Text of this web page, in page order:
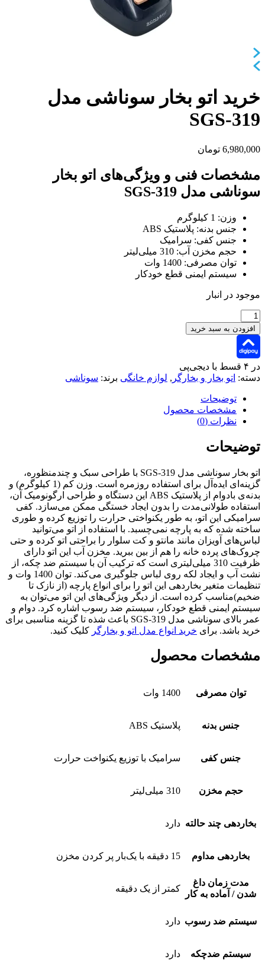
خرید اتو بخار سوناشی مدل
SGS-319
6,980,000 تومان
مشخصات فنی و ویژگی‌های اتو بخار
سوناشی مدل SGS-319
وزن: 1 کیلوگرم
جنس بدنه: پلاستیک ABS
جنس کفی: سرامیک
حجم مخزن آب: 310 میلی‌لیتر
توان مصرفی: 1400 وات
سیستم ایمنی قطع خودکار
موجود در انبار
خرید
اتو
بخار
سوناشی
مدل
SGS-
319
افزودن به سبد خرید
در ۴ قسط با دیجی‌پی
دسته: اتو بخار و بخارگر , لوازم خانگی برند: سوناشی
توضیحات
مشخصات محصول
نظرات (0)
توضیحات
اتو بخار سوناشی مدل SGS-319 با طراحی سبک و چندمنظوره،
گزینه‌ای ایده‌آل برای استفاده روزمره است. وزن کم (1 کیلوگرم) و
بدنه‌ی بادوام از پلاستیک ABS این دستگاه و طراحی ارگونومیک آن،
استفاده طولانی‌مدت را بدون ایجاد خستگی ممکن می‌سازد. کفی
سرامیکی این اتو، به طور یکنواختی حرارت را توزیع کرده و طوری
ساخته شده که به پارچه نمی‌چسبد. با استفاده از اتو می‌توانید
لباس‌های آویزان مانند مانتو و کت سلوار را براحتی اتو کرده و حتی
چروک‌های پرده‌ خانه را هم از بین ببرید. مخزن آب این اتو دارای
ظرفیت 310 میلی‌لیتری است که ترکیب آن با سیستم ضد چکه، از
نشت آب و ایجاد لکه روی لباس‌ جلوگیری می‌کند. توان 1400 وات و
تنظیمات متغیر بخاردهی این اتو را برای انواع پارچه (از نازک‌ تا
ضخیم‌)مناسب کرده است. از دیگر ویژگی‌های این اتو می‌توان به
سیستم ایمنی قطع خودکار، سیستم ضد رسوب اشاره کرد. دوام و
عمر بالای سوناشی مدل SGS-319 باعث شذه تا گزینه مناسبی برای
خرید باشد. برای خرید انواع مدل اتو و بخارگر کلیک کنید.
مشخصات محصول
توان مصرفی 1400 وات
جنس بدنه پلاستیک ABS
جنس کفی سرامیک با توزیع یکنواخت حرارت
حجم مخزن 310 میلی‌لیتر
بخاردهی چند حالته دارد
بخاردهی مداوم 15 دقیقه با یک‌بار پر کردن مخزن
مدت زمان داغ
شدن / آماده به کار
کمتر از یک دقیقه
سیستم ضد رسوب دارد
سیستم ضدچکه دارد